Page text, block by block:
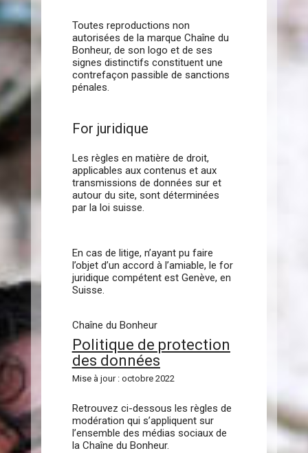
Toutes reproductions non
autorisées de la marque Chaîne du
Bonheur, de son logo et de ses
signes distinctifs constituent une
contrefaçon passible de sanctions
pénales.
For juridique
Les règles en matière de droit,
applicables aux contenus et aux
transmissions de données sur et
autour du site, sont déterminées
par la loi suisse.
En cas de litige, n’ayant pu faire
l’objet d’un accord à l’amiable, le for
juridique compétent est Genève, en
Suisse.
Chaîne du Bonheur
Politique de protection
des données
Mise à jour : octobre 2022
Retrouvez ci-dessous les règles de
modération qui s’appliquent sur
l’ensemble des médias sociaux de
la Chaîne du Bonheur.